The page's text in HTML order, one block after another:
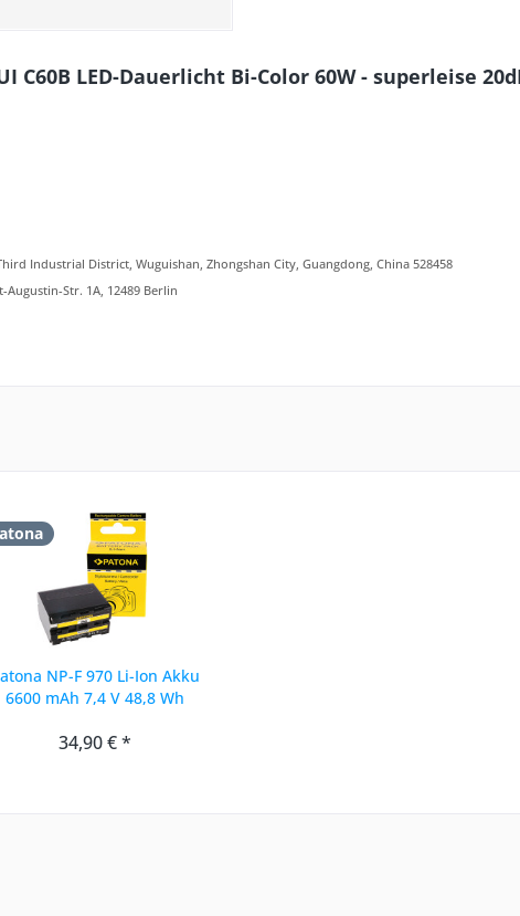
C60B LED-Dauerlicht Bi-Color 60W - superleise
Industrial District, Wuguishan, Zhongshan City, Guangdong, China 528458
Augustin-Str. 1A, 12489 Berlin
NP-F 970 Li-Ion Akku
6600 mAh 7,4 V 48,8 Wh
34,90 € *